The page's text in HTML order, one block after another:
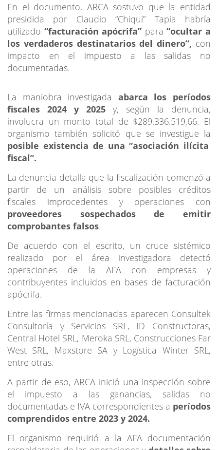
En el documento, ARCA sostuvo que la entidad
presidida por Claudio “Chiqui” Tapia habría
utilizado “facturación apócrifa” para “ocultar a
los verdaderos destinatarios del dinero”, con
impacto en el impuesto a las salidas no
documentadas.
La maniobra investigada abarca los períodos
fiscales 2024 y 2025 y, según la denuncia,
involucra un monto total de $289.336.519,66. El
organismo también solicitó que se investigue la
posible existencia de una “asociación ilícita
fiscal”.
La denuncia detalla que la fiscalización comenzó a
partir de un análisis sobre posibles créditos
fiscales improcedentes y operaciones con
proveedores sospechados de emitir
comprobantes falsos.
De acuerdo con el escrito, un cruce sistémico
realizado por el área investigadora detectó
operaciones de la AFA con empresas y
contribuyentes incluidos en bases de facturación
apócrifa.
Entre las firmas mencionadas aparecen Consultek
Consultoría y Servicios SRL, ID Constructoras,
Central Hotel SRL, Meroka SRL, Construcciones Far
West SRL, Maxstore SA y Logística Winter SRL,
entre otras.
A partir de eso, ARCA inició una inspección sobre
el impuesto a las ganancias, salidas no
documentadas e IVA correspondientes a períodos
comprendidos entre 2023 y 2024.
El organismo requirió a la AFA documentación